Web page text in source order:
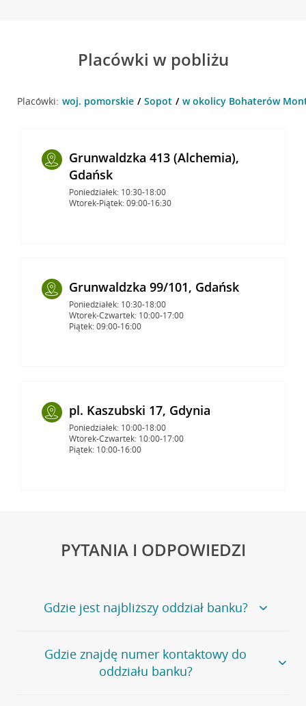
Placówki w pobliżu
Placówki: woj. pomorskie Sopot w okolicy Bohaterów
Grunwaldzka 413 (Alchemia),
Gdańsk
Poniedziałek: 10:30-18:00
Wtorek-Piątek: 09:00-16:30
Grunwaldzka 99/101, Gdańsk
Poniedziałek: 10:30-18:00
Wtorek-Czwartek: 10:00-17:00
Piątek: 09:00-16:00
pl. Kaszubski 17, Gdynia
Poniedziałek: 10:00-18:00
Wtorek-Czwartek: 10:00-17:00
Piątek: 10:00-16:00
PYTANIA I ODPOWIEDZI
Gdzie jest najbliższy oddział banku?
Jeśli szukasz oddziału naszego banku, zapraszamy na
stronęPlacówki i bankomaty, na której znajduje się
wygodna wyszukiwarka.
Gdzie znajdę numer kontaktowy do
oddziału banku?